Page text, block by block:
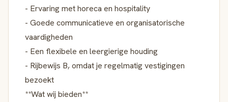
- Ervaring met horeca en hospitality
- Goede communicatieve en organisatorische
vaardigheden
- Een flexibele en leergierige houding
- Rijbewijs B, omdat je regelmatig vestigingen
bezoekt
**Wat wij bieden**